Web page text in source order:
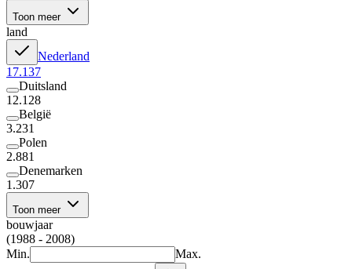
Toon meer
land
Nederland
17.137
Duitsland
12.128
België
3.231
Polen
2.881
Denemarken
1.307
Toon meer
bouwjaar
(1988 - 2008)
Min.
Max.